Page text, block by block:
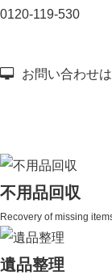
0120-119-530
お問い合わせ
不用品回収
Recovery of missing
遺品整理